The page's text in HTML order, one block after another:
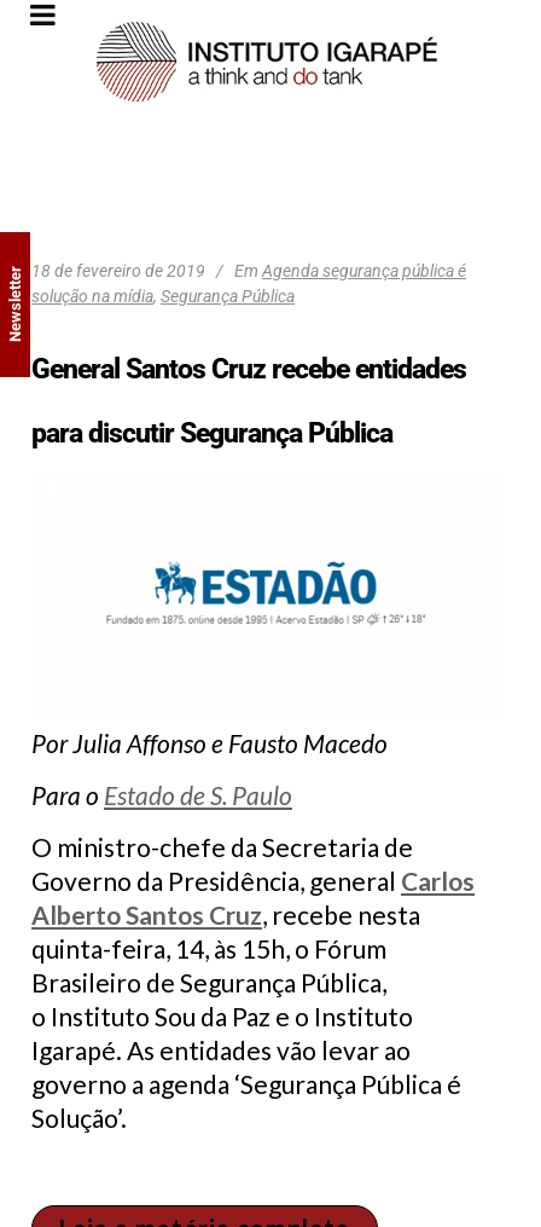
18 de fevereiro de 2019 Em Agenda segurança pública é
solução na mídia, Segurança Pública
General Santos Cruz recebe entidades
para discutir Segurança Pública
Por Julia Affonso e Fausto Macedo
Para o Estado de S. Paulo
O ministro-chefe da Secretaria de
Governo da Presidência, general Carlos
Alberto Santos Cruz, recebe nesta
quinta-feira, 14, às 15h, o Fórum
Brasileiro de Segurança Pública,
o Instituto Sou da Paz e o Instituto
Igarapé. As entidades vão levar ao
governo a agenda ‘Segurança Pública é
Solução’.
Newsletter